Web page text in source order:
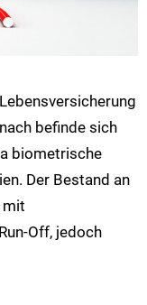
befinde sich
biometrische
Der Bestand an
mit
Off, jedoch